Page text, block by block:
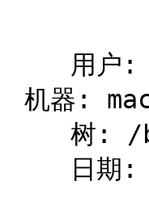
用户:
器:
树: /
日期: